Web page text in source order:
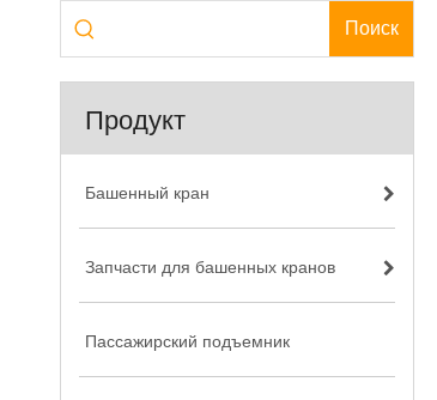
Поиск
Продукт
Башенный кран
Запчасти для башенных кранов
Пассажирский подъемник